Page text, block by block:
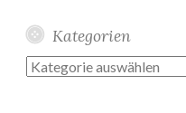
Kategorien
Kategorien